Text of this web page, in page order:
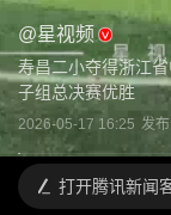
@星视频
寿昌二小夺得浙江
子组总决赛优胜
2026-05-17 16:25 发
打开腾讯新闻